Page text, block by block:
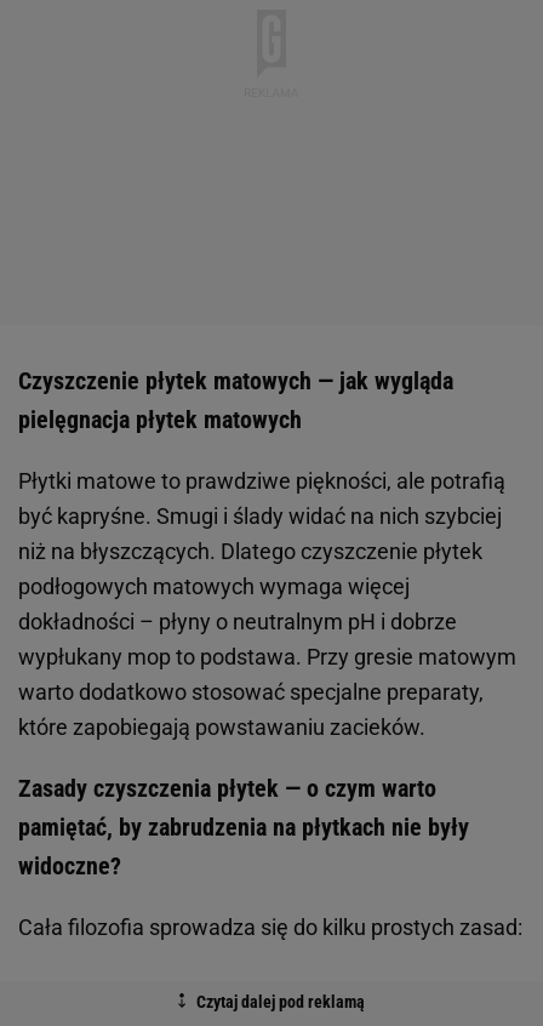
Czyszczenie płytek matowych — jak wygląda
pielęgnacja płytek matowych
Płytki matowe to prawdziwe piękności, ale potrafią
być kapryśne. Smugi i ślady widać na nich szybciej
niż na błyszczących. Dlatego czyszczenie płytek
podłogowych matowych wymaga więcej
dokładności – płyny o neutralnym pH i dobrze
wypłukany mop to podstawa. Przy gresie matowym
warto dodatkowo stosować specjalne preparaty,
które zapobiegają powstawaniu zacieków.
Zasady czyszczenia płytek — o czym warto
pamiętać, by zabrudzenia na płytkach nie były
widoczne?
Cała filozofia sprowadza się do kilku prostych zasad: